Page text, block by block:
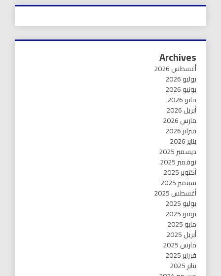
Archives
أغسطس 2026
يوليو 2026
يونيو 2026
مايو 2026
أبريل 2026
مارس 2026
فبراير 2026
يناير 2026
ديسمبر 2025
نوفمبر 2025
أكتوبر 2025
سبتمبر 2025
أغسطس 2025
يوليو 2025
يونيو 2025
مايو 2025
أبريل 2025
مارس 2025
فبراير 2025
يناير 2025